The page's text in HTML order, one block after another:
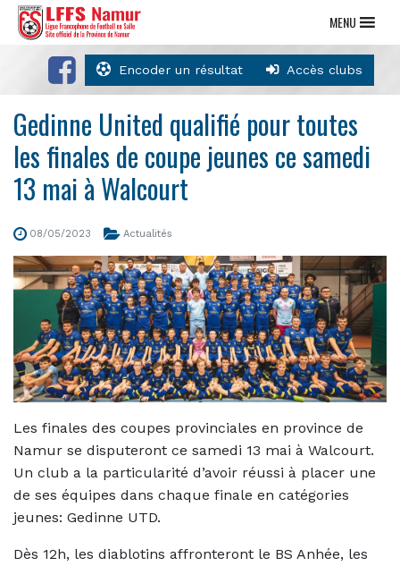
Encoder un résultat Accès clubs
MENU
Gedinne United qualifié pour toutes
les finales de coupe jeunes ce samedi
13 mai à Walcourt
08/05/2023 Actualités
Les finales des coupes provinciales en province de
Namur se disputeront ce samedi 13 mai à Walcourt.
Un club a la particularité d’avoir réussi à placer une
de ses équipes dans chaque finale en catégories
jeunes: Gedinne UTD.
Dès 12h, les diablotins affronteront le BS Anhée, les